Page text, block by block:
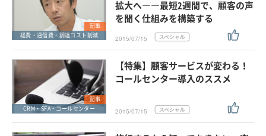
記事
経費・通信費・調達コスト削減
拡大へ――最短2週間で、顧客の声
を聞く仕組みを構築する
2015/07/15
記事
CRM・SFA・コールセンター
【特集】顧客サービスが変わる！
コールセンター導入のススメ
2015/07/15